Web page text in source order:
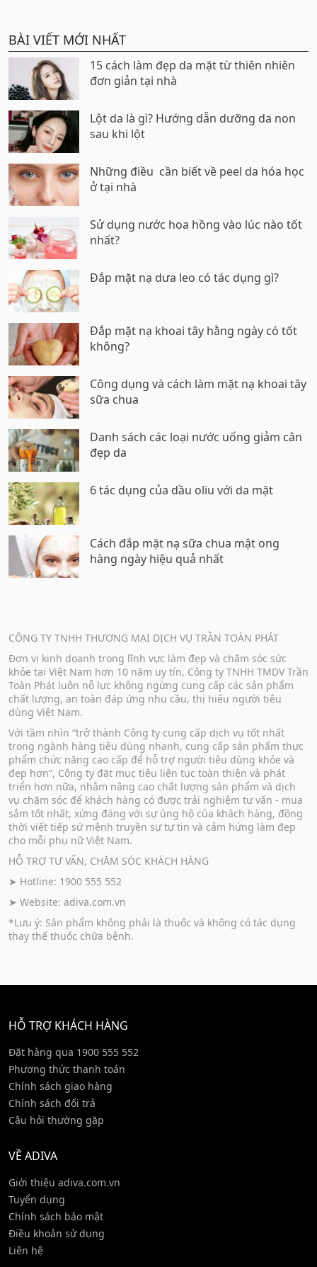
BÀI VIẾT MỚI NHẤT
15 cách làm đẹp da mặt từ thiên nhiên
đơn giản tại nhà
Lột da là gì? Hướng dẫn dưỡng da non
sau khi lột
Những điều cần biết về peel da hóa học
ở tại nhà
Sử dụng nước hoa hồng vào lúc nào tốt
nhất?
Đắp mặt nạ dưa leo có tác dụng gì?
Đắp mặt nạ khoai tây hằng ngày có tốt
không?
Công dụng và cách làm mặt nạ khoai tây
sữa chua
Danh sách các loại nước uống giảm cân
đẹp da
6 tác dụng của dầu oliu với da mặt
Cách đắp mặt nạ sữa chua mật ong
hàng ngày hiệu quả nhất
CÔNG TY TNHH THƯƠNG MẠI DỊCH VỤ TRẦN TOÀN PHÁT
Đơn vị kinh doanh trong lĩnh vực làm đẹp và chăm sóc sức
khỏe tại Việt Nam hơn 10 năm uy tín, Công ty TNHH TMDV Trần
Toàn Phát luôn nỗ lực không ngừng cung cấp các sản phẩm
chất lượng, an toàn đáp ứng nhu cầu, thị hiếu người tiêu
dùng Việt Nam.
Với tầm nhìn “trở thành Công ty cung cấp dịch vụ tốt nhất
trong ngành hàng tiêu dùng nhanh, cung cấp sản phẩm thực
phẩm chức năng cao cấp để hỗ trợ người tiêu dùng khỏe và
đẹp hơn”, Công ty đặt mục tiêu liên tục toàn thiện và phát
triển hơn nữa, nhằm nâng cao chất lượng sản phẩm và dịch
vụ chăm sóc để khách hàng có được trải nghiệm tư vấn - mua
sắm tốt nhất, xứng đáng với sự ủng hộ của khách hàng, đồng
thời viết tiếp sứ mệnh truyền sự tự tin và cảm hứng làm đẹp
cho mỗi phụ nữ Việt Nam.
HỖ TRỢ TƯ VẤN, CHĂM SÓC KHÁCH HÀNG
➤ Hotline: 1900 555 552
➤ Website: adiva.com.vn
*Lưu ý: Sản phẩm không phải là thuốc và không có tác dụng
thay thế thuốc chữa bệnh.
HỖ TRỢ KHÁCH HÀNG
Đặt hàng qua 1900 555 552
Phương thức thanh toán
Chính sách giao hàng
Chính sách đổi trả
Câu hỏi thường gặp
VỀ ADIVA
Giới thiệu adiva.com.vn
Tuyển dụng
Chính sách bảo mật
Điều khoản sử dụng
Liên hệ